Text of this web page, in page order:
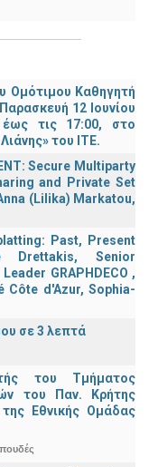
Ομότιμου Καθηγητή
12 Ιουνίου
τις 17:00, στο
του ΙΤΕ.
Secure Multiparty
and Private Set
(Lilika) Markatou,
Past, Present
Drettakis, Senior
GRAPHDECO ,
Côte d'Azur, Sophia-
σε 3 λεπτά
του Τμήματος
του Παν. Κρήτης
Εθνικής Ομάδας